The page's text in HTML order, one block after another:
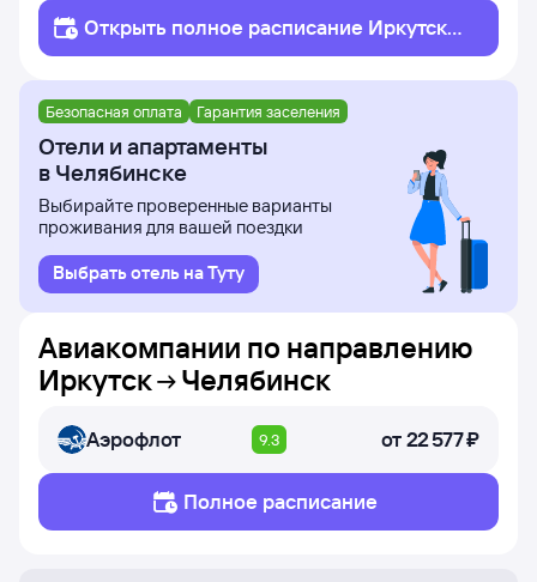
Открыть полное расписание Иркутск
Челябинск
Безопасная оплата Гарантия заселения
Отели и апартаменты
в Челябинске
Выбирайте проверенные варианты
проживания для вашей поездки
Выбрать отель на Туту
Авиакомпании по направлению
Иркутск
Челябинск
Аэрофлот 9.3 от22 ⁠577 ⁠₽
Полное расписание